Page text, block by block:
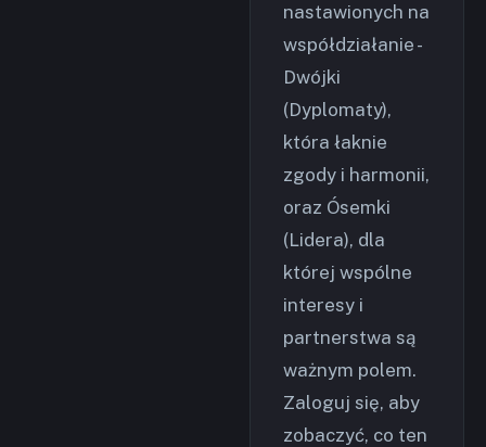
nastawionych na
współdziałanie -
Dwójki
(Dyplomaty),
która łaknie
zgody i harmonii,
oraz Ósemki
(Lidera), dla
której wspólne
interesy i
partnerstwa są
ważnym polem.
Zaloguj się, aby
zobaczyć, co ten